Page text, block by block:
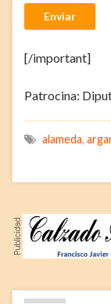
Enviar
[/important]
Patrocina:
alameda,